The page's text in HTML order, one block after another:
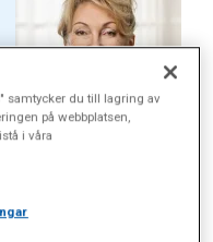
samtycker du till lagring av
på webbplatsen,
i våra